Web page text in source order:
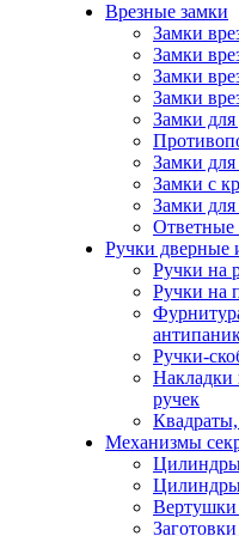
Врезные замки
Замки
Замки
Замки
Замки
Замки
Замки
Замки с
Замки для
Ответные
Ручки дверные
Ручки на
Ручки на
Ручки-
Накладки
ручек
Механизмы
Цилиндры
Вертушки